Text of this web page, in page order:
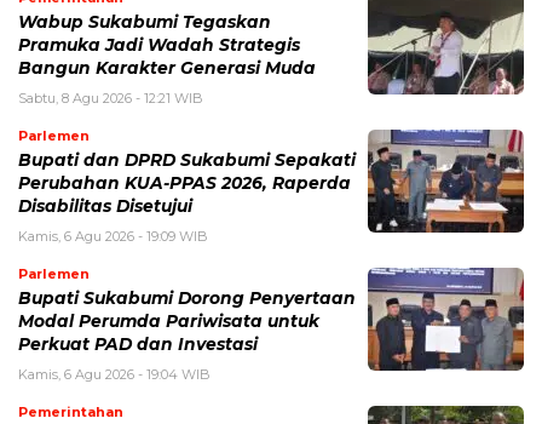
Wabup Sukabumi Tegaskan
Pramuka Jadi Wadah Strategis
Bangun Karakter Generasi Muda
Sabtu, 8 Agu 2026 - 12:21 WIB
Parlemen
Bupati dan DPRD Sukabumi Sepakati
Perubahan KUA-PPAS 2026, Raperda
Disabilitas Disetujui
Kamis, 6 Agu 2026 - 19:09 WIB
Parlemen
Bupati Sukabumi Dorong Penyertaan
Modal Perumda Pariwisata untuk
Perkuat PAD dan Investasi
Kamis, 6 Agu 2026 - 19:04 WIB
Pemerintahan